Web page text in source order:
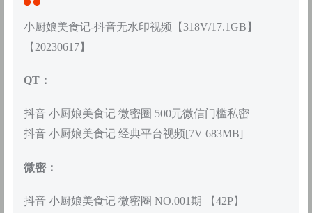
小厨娘美食记-抖音无水印视频【318V/17.1GB】
【20230617】
QT：
抖音 小厨娘美食记 微密圈 500元微信门槛私密
抖音 小厨娘美食记 经典平台视频[7V 683MB]
微密：
抖音 小厨娘美食记 微密圈 NO.001期 【42P】